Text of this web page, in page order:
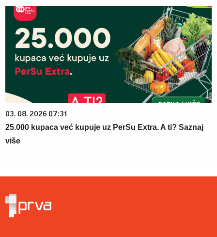
03. 08. 2026 07:31
25.000 kupaca već kupuje uz PerSu Extra. A ti? Saznaj
više